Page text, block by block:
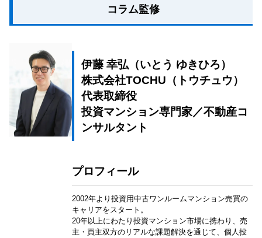
コラム監修
伊藤 幸弘（いとう ゆきひろ）
株式会社TOCHU（トウチュウ）
代表取締役
投資マンション専門家／不動産コ
ンサルタント
プロフィール
2002年より投資用中古ワンルームマンション売買の
キャリアをスタート。
20年以上にわたり投資マンション市場に携わり、売
主・買主双方のリアルな課題解決を通じて、個人投